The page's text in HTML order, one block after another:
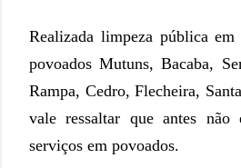
Realizada limpeza pública
povoados Mutuns, Bacaba,
Rampa, Cedro, Flecheira,
vale ressaltar que antes não
serviços em povoados.